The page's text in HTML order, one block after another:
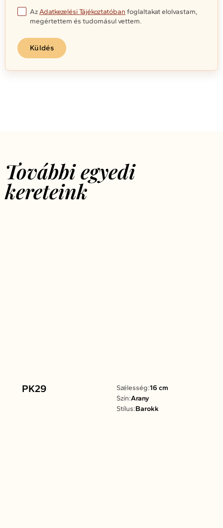
AzAdatkezelési Tájékoztatóban foglaltakat elolvastam,
megértettem és tudomásul vettem.
Küldés
További egyedi
kereteink
PK29 Szélesség:16 cm
Szín:Arany
Stílus:Barokk